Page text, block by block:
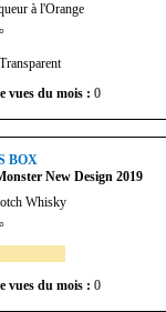
à l'Orange
Transparent
vues du mois : 0
BOX
New Design 2019
Whisky
vues du mois : 0